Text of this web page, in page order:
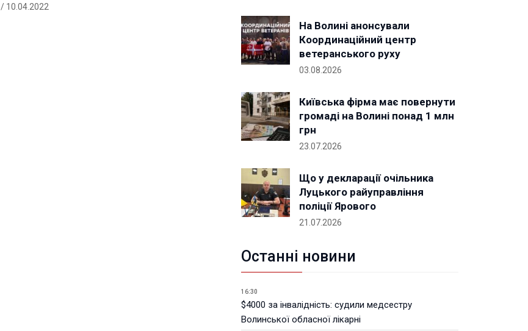
/ 10.04.2022
На Волині анонсували
Координаційний центр
ветеранського руху
03.08.2026
Київська фірма має повернути
громаді на Волині понад 1 млн
грн
23.07.2026
Що у декларації очільника
Луцького райуправління
поліції Ярового
21.07.2026
Останні новини
16:30
$4000 за інвалідність: судили медсестру
Волинської обласної лікарні